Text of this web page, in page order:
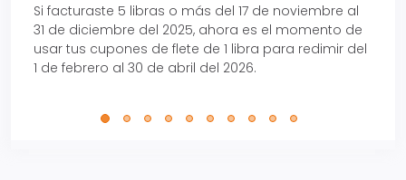
Si facturaste 5 libras o más del 17 de noviembre al
31 de diciembre del 2025, ahora es el momento de
usar tus cupones de flete de 1 libra para redimir del
1 de febrero al 30 de abril del 2026.